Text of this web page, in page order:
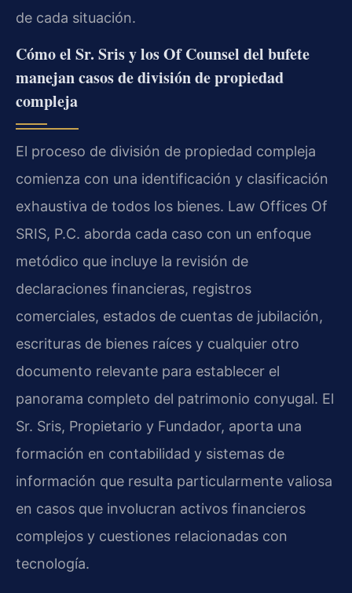
de cada situación.
Cómo el Sr. Sris y los Of Counsel del bufete
manejan casos de división de propiedad
compleja
El proceso de división de propiedad compleja
comienza con una identificación y clasificación
exhaustiva de todos los bienes. Law Offices Of
SRIS, P.C. aborda cada caso con un enfoque
metódico que incluye la revisión de
declaraciones financieras, registros
comerciales, estados de cuentas de jubilación,
escrituras de bienes raíces y cualquier otro
documento relevante para establecer el
panorama completo del patrimonio conyugal. El
Sr. Sris, Propietario y Fundador, aporta una
formación en contabilidad y sistemas de
información que resulta particularmente valiosa
en casos que involucran activos financieros
complejos y cuestiones relacionadas con
tecnología.